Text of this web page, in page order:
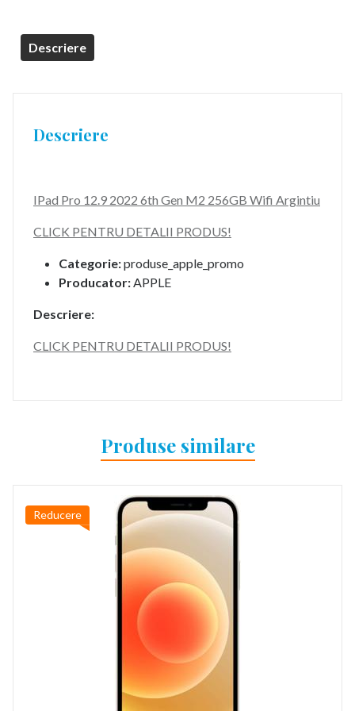
Descriere
Descriere
IPad Pro 12.9 2022 6th Gen M2 256GB Wifi Argintiu
CLICK PENTRU DETALII PRODUS!
Categorie:produse_apple_promo
Producator:APPLE
Descriere:
CLICK PENTRU DETALII PRODUS!
Produse similare
Reducere